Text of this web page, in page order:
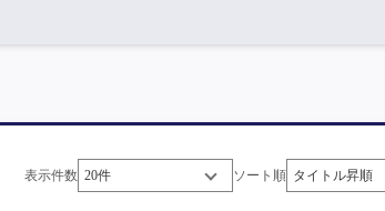
表示件数 ソート順